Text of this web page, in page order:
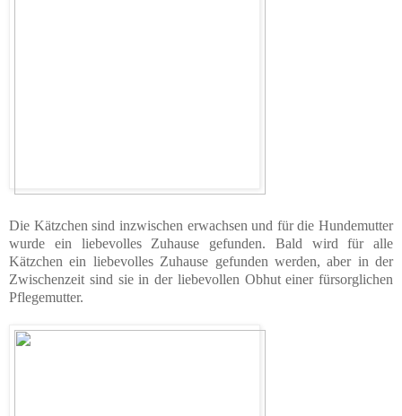
Die Kätzchen sind inzwischen erwachsen und für die Hundemutter
wurde ein liebevolles Zuhause gefunden. Bald wird für alle
Kätzchen ein liebevolles Zuhause gefunden werden, aber in der
Zwischenzeit sind sie in der liebevollen Obhut einer fürsorglichen
Pflegemutter.